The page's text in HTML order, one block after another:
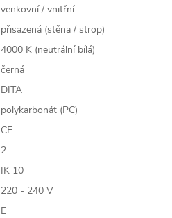
venkovní / vnitřní
přisazená (stěna / strop)
4000 K (neutrální bílá)
černá
DITA
polykarbonát (PC)
CE
2
IK 10
220 - 240 V
E